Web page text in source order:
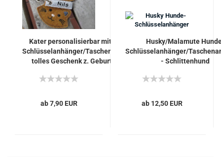
Kater personalisierbar mit Namen
Schlüsselanhänger/Taschenanhänger
tolles Geschenk z. Geburtstag o.
ab 7,90 EUR
Husky/Malamute
Schlüsselanhänger/
- Schlittenhund
ab 12,50 EUR